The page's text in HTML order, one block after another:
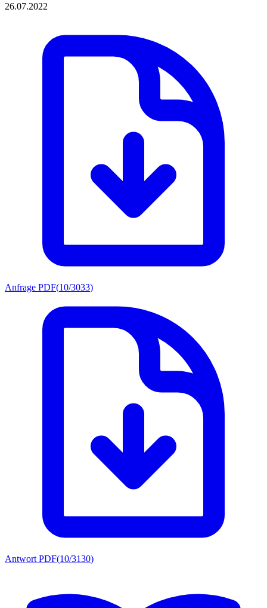
26.07.2022
Anfrage PDF(10/3033)
Antwort PDF(10/3130)